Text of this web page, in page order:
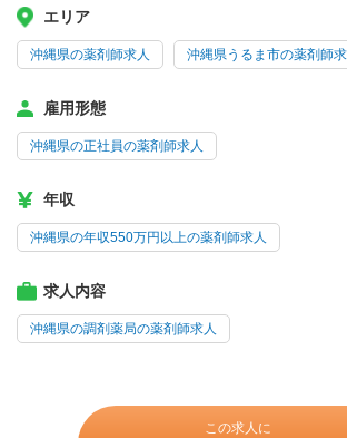
エリア
沖縄県の薬剤師求人 沖縄県うるま市の薬剤師
雇用形態
沖縄県の正社員の薬剤師求人
年収
沖縄県の年収550万円以上の薬剤師求人
求人内容
沖縄県の調剤薬局の薬剤師求人
この求人に